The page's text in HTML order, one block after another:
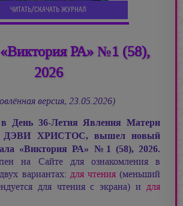
ЧИТАТЬ/СКАЧАТЬ ЖУРНАЛ
РА» №1 (58),
2026
версия, 23.05.2026)
в День 36-Летия Явления Матери
ДЭВИ ХРИСТОС,вышел новый
«Виктория РА» № 1 (58), 2026.
на Сайте для ознакомления в
вариантах: для чтения(меньший
для чтения с экрана) и для